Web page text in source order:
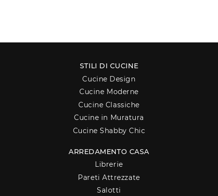
STILI DI CUCINE
Cucine Design
Cucine Moderne
Cucine Classiche
Cucine in Muratura
Cucine Shabby Chic
ARREDAMENTO CASA
Librerie
Pareti Attrezzate
Salotti